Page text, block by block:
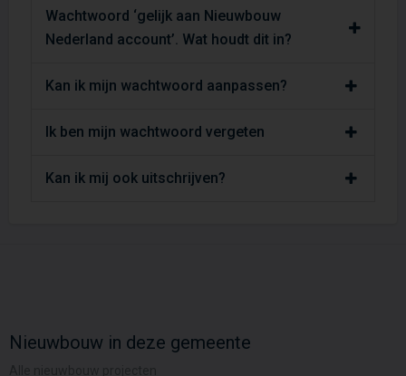
Wachtwoord ‘gelijk aan Nieuwbouw
Nederland account’. Wat houdt dit in?
Kan ik mijn wachtwoord aanpassen?
Ik ben mijn wachtwoord vergeten
Kan ik mij ook uitschrijven?
Nieuwbouw in deze gemeente